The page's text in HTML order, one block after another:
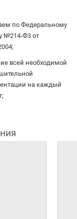
по Федеральному
№214-Ф3 от
всей необходимой
на каждый